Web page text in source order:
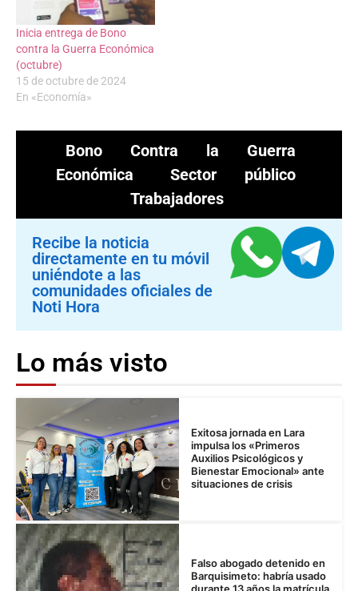
Inicia entrega de Bono
contra la Guerra Económica
(octubre)
15 de octubre de 2024
En «Economía»
Bono Contra la Guerra
Económica
Sector público
Trabajadores
Recibe la noticia
directamente en tu móvil
uniéndote a las
comunidades oficiales de
Noti Hora
Lo más visto
Exitosa jornada en Lara
impulsa los «Primeros
Auxilios Psicológicos y
Bienestar Emocional» ante
situaciones de crisis
Falso abogado detenido en
Barquisimeto: habría usado